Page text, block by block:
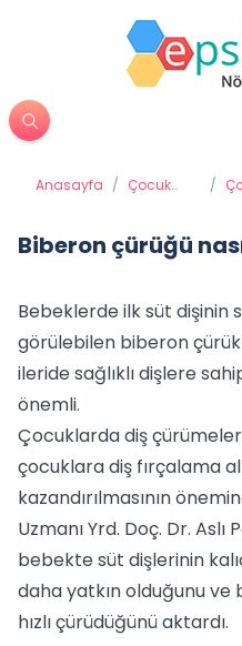
Anasayfa / Çocuk
/
Biberon çürüğü
Bebeklerde ilk süt dişinin
görülebilen biberon
ileride sağlıklı dişlere
önemli.
Çocuklarda diş
çocuklara diş fırçalama
kazandırılmasının
Uzmanı Yrd. Doç. Dr.
bebekte süt dişlerinin
daha yatkın olduğunu ve
hızlı çürüdüğünü aktardı.